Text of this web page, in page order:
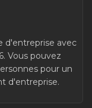
d'entreprise avec
Vous pouvez
pour un
d'entreprise.